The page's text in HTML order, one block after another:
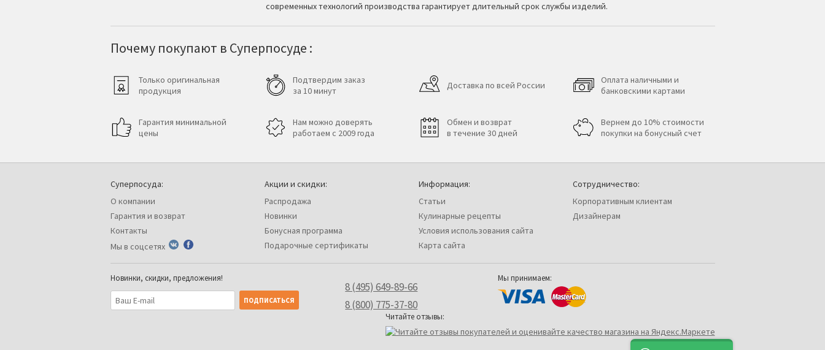
современных технологий производства гарантирует длительный срок службы изделий.
Почему покупают в Суперпосуде :
Только оригинальная
продукция
Гарантия минимальной
цены
Подтвердим заказ
за 10 минут
Нам можно доверять
работаем с 2009 года
Доставка по всей России
Обмен и возврат
в течение 30 дней
Оплата наличными и
банковскими картами
Вернем до 10% стоимости
покупки на бонусный счет
Суперпосуда:
О компании
Гарантия и возврат
Контакты
Мы в соцсетях
Акции и скидки:
Распродажа
Новинки
Бонусная программа
Подарочные сертификаты
Информация:
Статьи
Кулинарные рецепты
Условия использования сайта
Карта сайта
Сотрудничество:
Корпоративным клиентам
Дизайнерам
Новинки, скидки, предложения!
8 (495) 649-89-66
8 (800) 775-37-80
Мы принимаем:
Читайте отзывы: